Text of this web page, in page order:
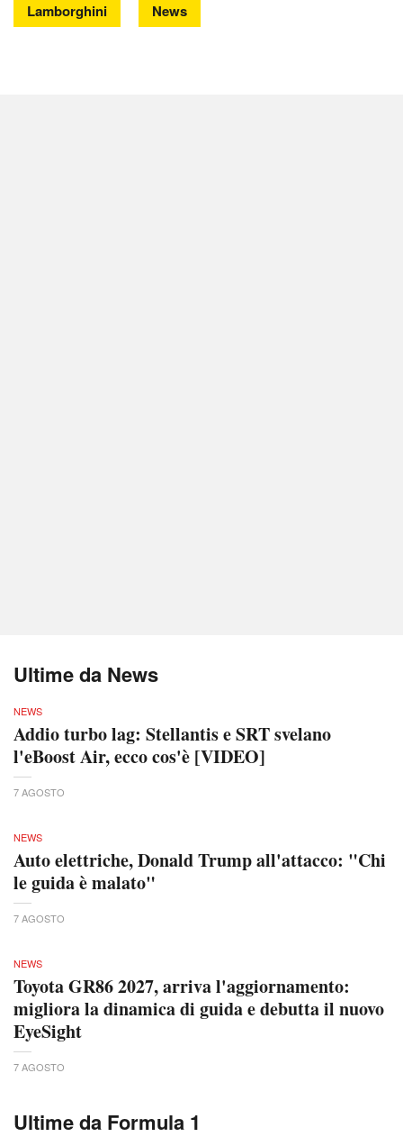
Lamborghini News
Ultime da News
NEWS
Addio turbo lag: Stellantis e SRT svelano
l'eBoost Air, ecco cos'è [VIDEO]
7 AGOSTO
NEWS
Auto elettriche, Donald Trump all'attacco: "Chi
le guida è malato"
7 AGOSTO
NEWS
Toyota GR86 2027, arriva l'aggiornamento:
migliora la dinamica di guida e debutta il nuovo
EyeSight
7 AGOSTO
Ultime da Formula 1